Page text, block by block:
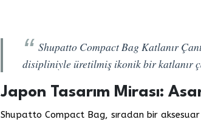
Shupatto Compact Bag Katlanır
disipliniyle üretilmiş ikonik bir katlanır
Japon Tasarım Mirası:
Shupatto Compact Bag, sıradan bir aksesuar